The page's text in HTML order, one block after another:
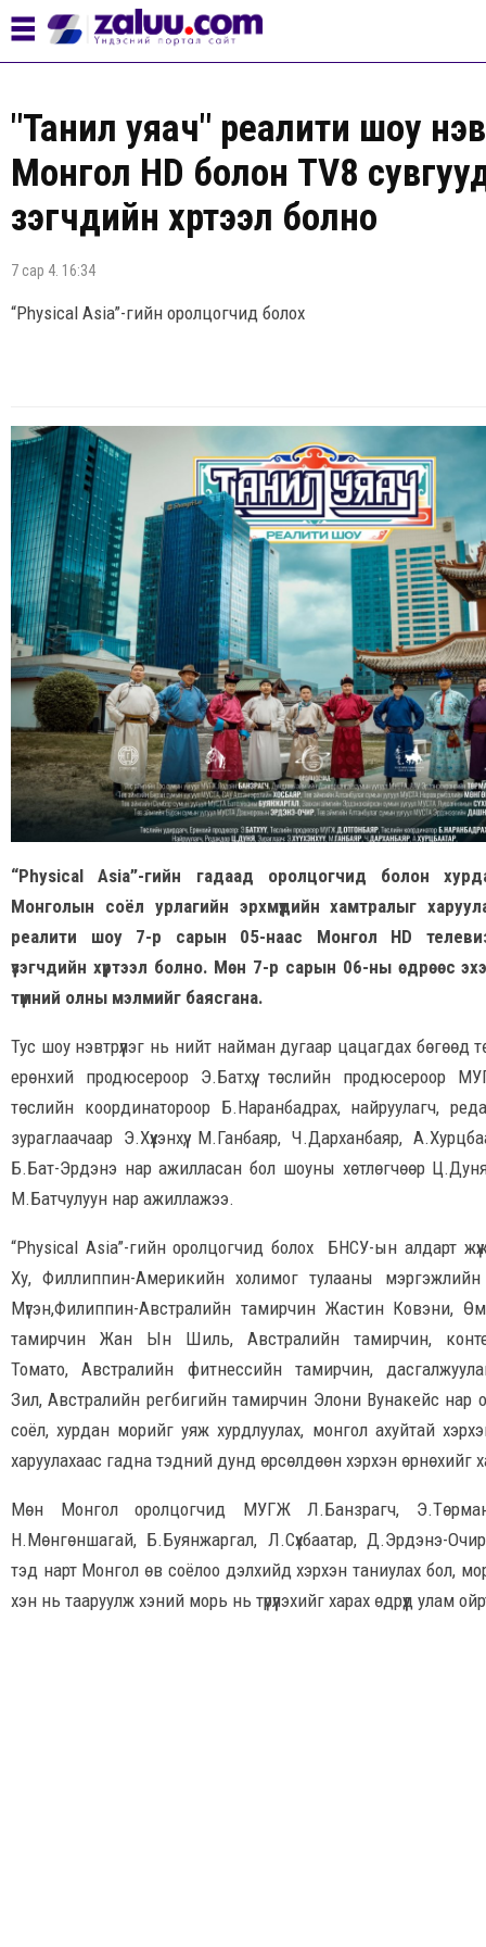
"Танил уяач" реалити шоу
Монгол HD болон TV8
үзэгчдийн хүртээл болно
7 сар 4. 16:34
“Physical Asia”-гийн оролцогчид болох
“Physical Asia”-гийн гадаад оролцогчид болон
Монголын соёл урлагийн эрхмүүдийн хамтралыг
реалити шоу 7-р сарын 05-наас Монгол HD
үзэгчдийн хүртээл болно. Мөн 7-р сарын 06-ны өдрөөс
түмний олны мэлмийг баясгана.
Тус шоу нэвтрүүлэг нь нийт найман дугаар цацагдах бөгөөд
ерөнхий продюсероор Э.Батхүү, төслийн продюсероор
төслийн координатороор Б.Наранбадрах, найруулагч,
зураглаачаар Э.Хүүхэнхүү, М.Ганбаяр, Ч.Дарханбаяр,
Б.Бат-Эрдэнэ нар ажилласан бол шоуны хөтлөгчөөр
М.Батчулуун нар ажиллажээ.
“Physical Asia”-гийн оролцогчид болох БНСУ-ын алдарт
Ху, Филлиппин-Америкийн холимог тулааны
Мүгэн,Филиппин-Австралийн тамирчин Жастин Ковэни,
тамирчин Жан Ын Шиль, Австралийн тамирчин,
Томато, Австралийн фитнессийн тамирчин,
Зил, Австралийн регбигийн тамирчин Элони Вунакейс нар
соёл, хурдан морийг уяж хурдлуулах, монгол ахуйтай
харуулахаас гадна тэдний дунд өрсөлдөөн хэрхэн өрнөхийг
Мөн Монгол оролцогчид МУГЖ Л.Банзрагч,
Н.Мөнгөншагай, Б.Буянжаргал, Л.Сүхбаатар, Д.Эрдэнэ-
тэд нарт Монгол өв соёлоо дэлхийд хэрхэн таниулах бол,
хэн нь тааруулж хэний морь нь түрүүлэхийг харах өдрүүд улам